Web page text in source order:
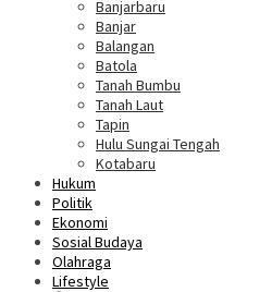
Banjarbaru
Banjar
Balangan
Batola
Tanah Bumbu
Tanah Laut
Tapin
Hulu Sungai Tengah
Kotabaru
Hukum
Politik
Ekonomi
Sosial Budaya
Olahraga
Lifestyle